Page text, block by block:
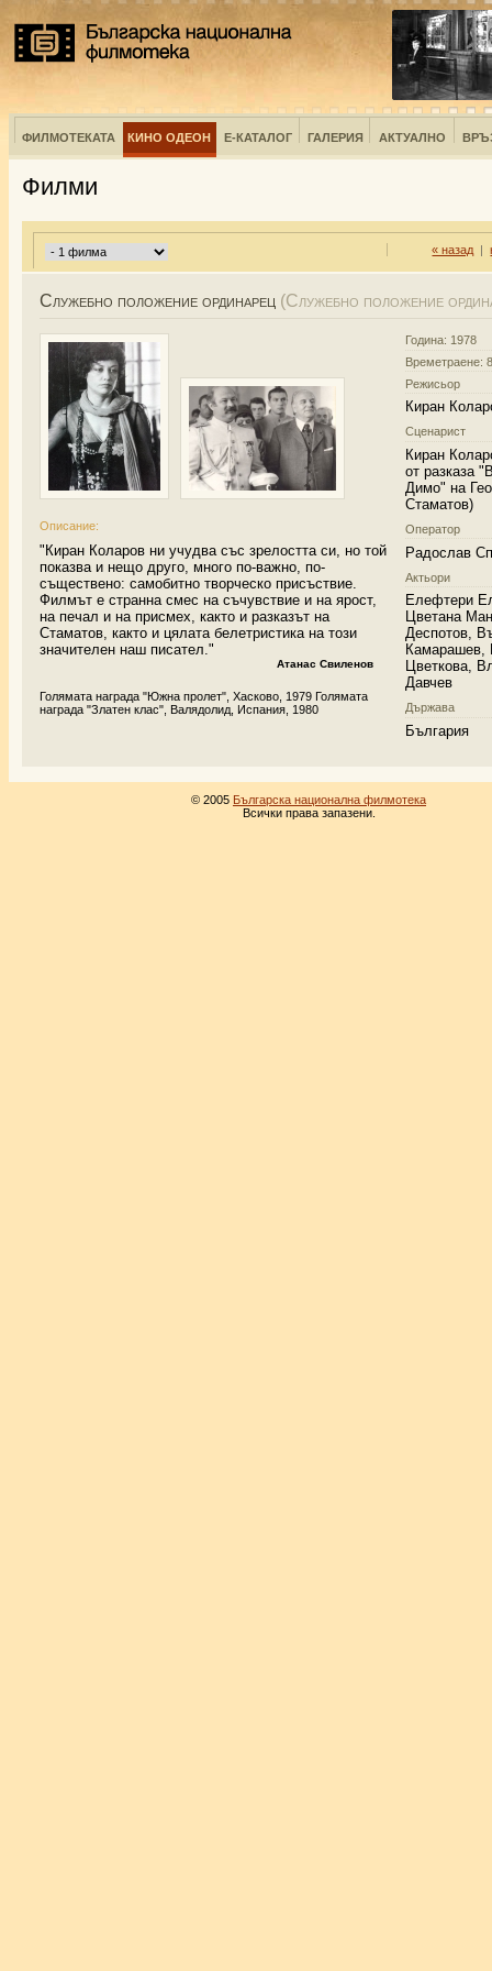
ФИЛМОТЕКАТА КИНО ОДЕОН Е-КАТАЛОГ ГАЛЕРИЯ АКТУАЛНО
Филми
« назад |
Служебно положение ординарец (Служебно положение
Описание:
"Киран Коларов ни учудва със зрелостта си, но той
показва и нещо друго, много по-важно, по-
съществено: самобитно творческо присъствие.
Филмът е странна смес на съчувствие и на ярост,
на печал и на присмех, както и разказът на
Стаматов, както и цялата белетристика на този
значителен наш писател."
Атанас Свиленов
Голямата награда "Южна пролет", Хасково, 1979 Голямата
награда "Златен клас", Валядолид, Испания, 1980
Година: 1978
Времетраене:
Режисьор
Киран
Сценарист
Киран
от разказа
Димо" на
Стаматов)
Оператор
Радослав
Актьори
Елефтери
Цветана
Деспотов,
Камарашев,
Цветкова,
Давчев
Държава
България
© 2005 Българска национална филмотека
Всички права запазени.